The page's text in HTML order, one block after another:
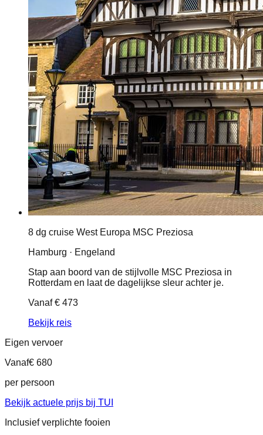
8 dg cruise West Europa MSC Preziosa
Hamburg · Engeland
Stap aan boord van de stijlvolle MSC Preziosa in
Rotterdam en laat de dagelijkse sleur achter je.
Vanaf€ 473
Bekijk reis
Eigen vervoer
Vanaf€ 680
per persoon
Bekijk actuele prijs bij TUI
Inclusief verplichte fooien